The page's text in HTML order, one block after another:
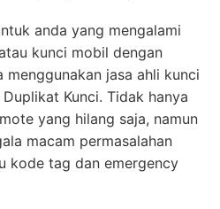
anda yang mengalami
kunci mobil dengan
menggunakan jasa ahli kunci
Kunci. Tidak hanya
yang hilang saja, namun
macam permasalahan
kode tag dan emergency